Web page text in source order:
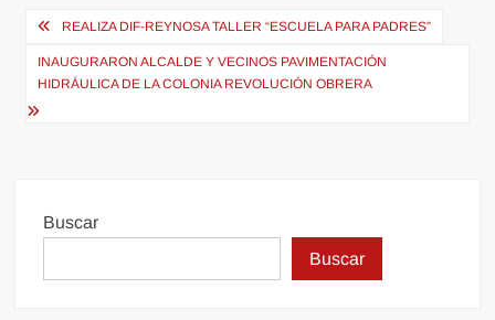
Navegación
de
entradas
REALIZA DIF-REYNOSA TALLER “ESCUELA PARA PADRES”
INAUGURARON ALCALDE Y VECINOS PAVIMENTACIÓN
HIDRÁULICA DE LA COLONIA REVOLUCIÓN OBRERA
Buscar
Buscar